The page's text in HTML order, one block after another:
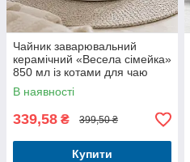
Чайник заварювальний
керамічний «Весела сімейка»
850 мл із котами для чаю
В наявності
339,58 ₴ 399,50 ₴
Купити